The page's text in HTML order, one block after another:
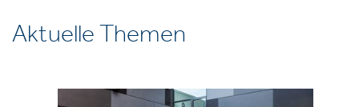
Aktuelle Themen